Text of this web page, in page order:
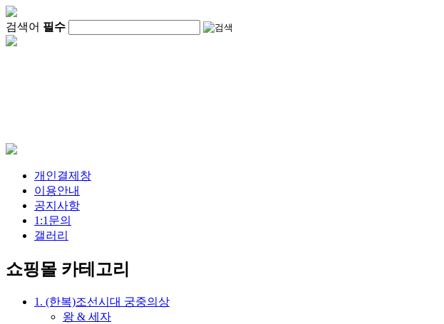
검색어 필수
개인결제창
이용안내
공지사항
1:1문의
갤러리
쇼핑몰 카테고리
1. (한복)조선시대 궁중의상
왕 & 세자